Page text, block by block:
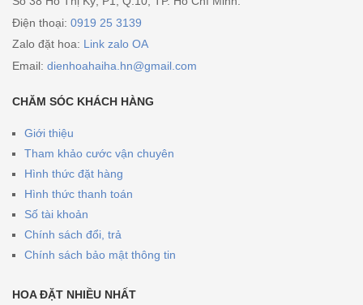
Điện thoại: 0919 25 3139
Zalo đặt hoa: Link zalo OA
Email: dienhoahaiha.hn@gmail.com
CHĂM SÓC KHÁCH HÀNG
Giới thiệu
Tham khảo cước vận chuyên
Hình thức đặt hàng
Hình thức thanh toán
Số tài khoản
Chính sách đổi, trả
Chính sách bảo mật thông tin
HOA ĐẶT NHIỀU NHẤT